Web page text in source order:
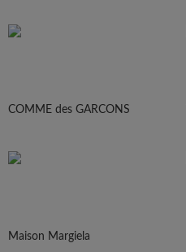
COMME des GARCONS
Maison Margiela